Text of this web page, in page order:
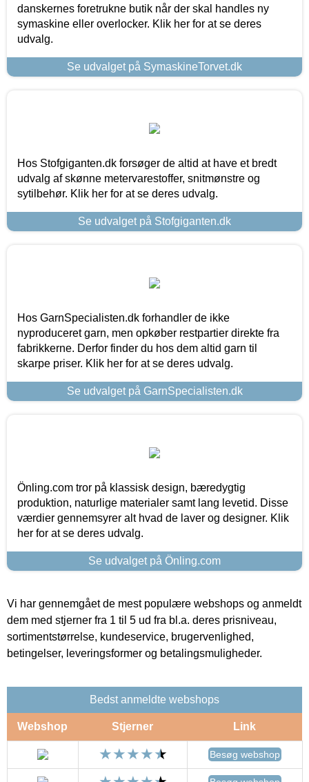
danskernes foretrukne butik når der skal handles ny
symaskine eller overlocker. Klik her for at se deres
udvalg.
Se udvalget på SymaskineTorvet.dk
Hos Stofgiganten.dk forsøger de altid at have et bredt
udvalg af skønne metervarestoffer, snitmønstre og
sytilbehør. Klik her for at se deres udvalg.
Se udvalget på Stofgiganten.dk
Hos GarnSpecialisten.dk forhandler de ikke
nyproduceret garn, men opkøber restpartier direkte fra
fabrikkerne. Derfor finder du hos dem altid garn til
skarpe priser. Klik her for at se deres udvalg.
Se udvalget på GarnSpecialisten.dk
Önling.com tror på klassisk design, bæredygtig
produktion, naturlige materialer samt lang levetid. Disse
værdier gennemsyrer alt hvad de laver og designer. Klik
her for at se deres udvalg.
Se udvalget på Önling.com
Vi har gennemgået de mest populære webshops og anmeldt
dem med stjerner fra 1 til 5 ud fra bl.a. deres prisniveau,
sortimentstørrelse, kundeservice, brugervenlighed,
betingelser, leveringsformer og betalingsmuligheder.
Bedst anmeldte webshops
Webshop Stjerner Link
Besøg webshop